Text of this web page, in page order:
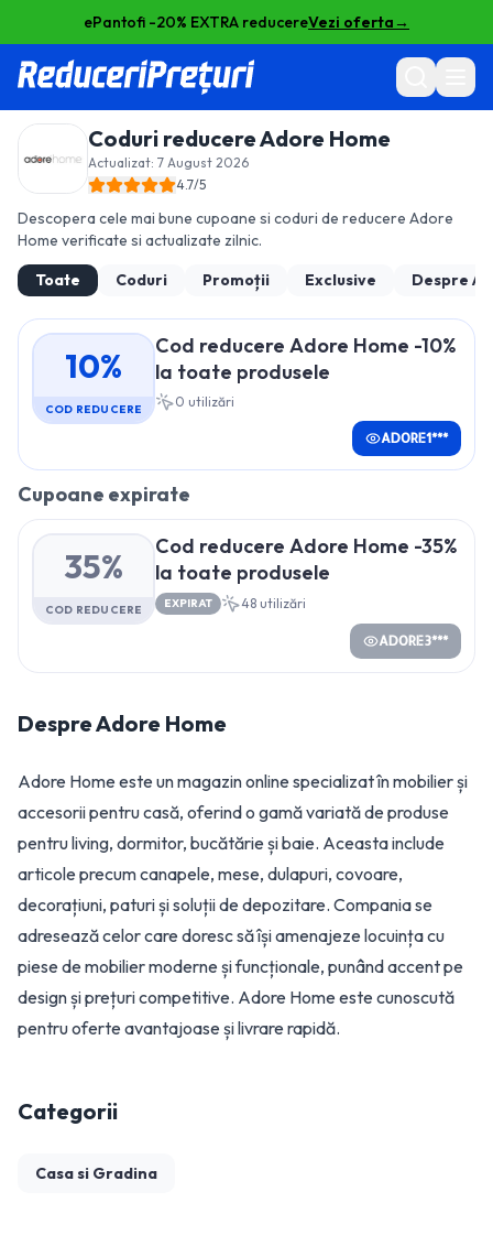
ePantofi -20% EXTRA reducereVezi oferta→
Coduri reducereAdore Home
Actualizat: 7 August 2026
4.7/5
Descopera cele mai bune cupoane si coduri de reducere Adore
Home verificate si actualizate zilnic.
Toate
Coduri Promoții Exclusive Despre
10%
COD REDUCERE
Cod reducere Adore Home -10%
la toate produsele
0 utilizări
ADORE1***
Cupoane expirate
35%
COD REDUCERE
Cod reducere Adore Home -35%
la toate produsele
EXPIRAT 48 utilizări
ADORE3***
DespreAdore Home
Adore Home este un magazin online specializat în mobilier și
accesorii pentru casă, oferind o gamă variată de produse
pentru living, dormitor, bucătărie și baie. Aceasta include
articole precum canapele, mese, dulapuri, covoare,
decorațiuni, paturi și soluții de depozitare. Compania se
adresează celor care doresc să își amenajeze locuința cu
piese de mobilier moderne și funcționale, punând accent pe
design și prețuri competitive. Adore Home este cunoscută
pentru oferte avantajoase și livrare rapidă.
Categorii
Casa si Gradina